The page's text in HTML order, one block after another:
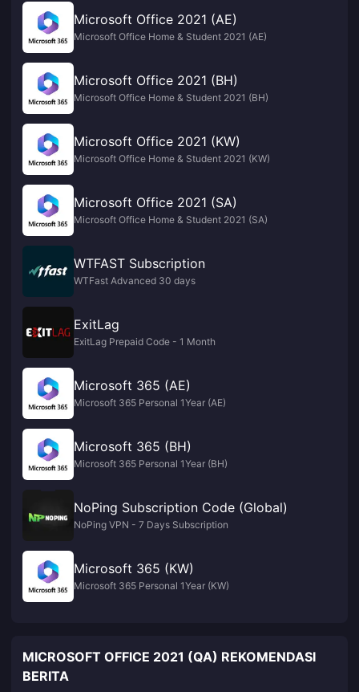
Microsoft Office 2021 (AE)
Microsoft Office Home & Student 2021 (AE)
Microsoft Office 2021 (BH)
Microsoft Office Home & Student 2021 (BH)
Microsoft Office 2021 (KW)
Microsoft Office Home & Student 2021 (KW)
Microsoft Office 2021 (SA)
Microsoft Office Home & Student 2021 (SA)
WTFAST Subscription
WTFast Advanced 30 days
ExitLag
ExitLag Prepaid Code - 1 Month
Microsoft 365 (AE)
Microsoft 365 Personal 1Year (AE)
Microsoft 365 (BH)
Microsoft 365 Personal 1Year (BH)
NoPing Subscription Code (Global)
NoPing VPN - 7 Days Subscription
Microsoft 365 (KW)
Microsoft 365 Personal 1Year (KW)
MICROSOFT OFFICE 2021 (QA) REKOMENDASI
BERITA